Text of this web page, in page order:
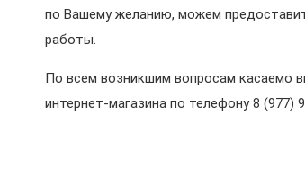
по Вашему желанию, можем
работы.
По всем возникшим вопросам касаемо
интернет-магазина по телефону 8 (977)